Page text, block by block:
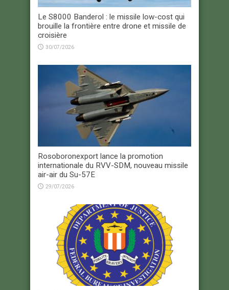
Le S8000 Banderol : le missile low-cost qui
brouille la frontière entre drone et missile de
croisière
30/07/2026
Rosoboronexport lance la promotion
internationale du RVV-SDM, nouveau missile
air-air du Su-57E
29/07/2026